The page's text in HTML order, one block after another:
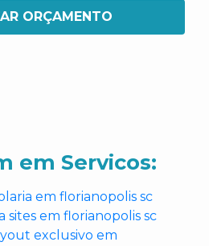
ORÇAMENTO
em Servicos:
em florianopolis sc
sites em florianopolis sc
exclusivo em